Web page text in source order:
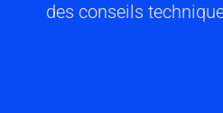
des conseils